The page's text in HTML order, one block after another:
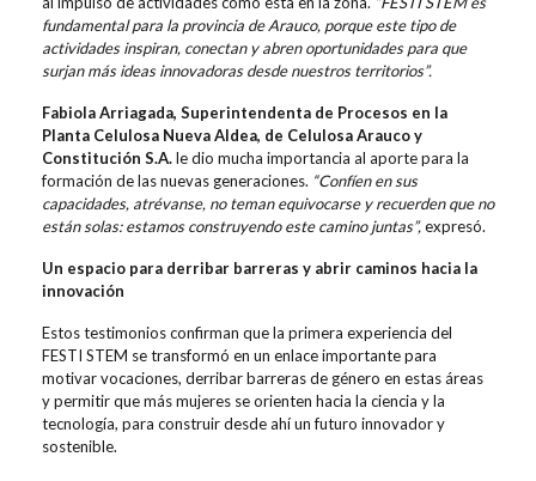
fundamental para la provincia de Arauco, porque este tipo de
actividades inspiran, conectan y abren oportunidades para que
surjan más ideas innovadoras desde nuestros territorios”.
Fabiola Arriagada, Superintendenta de Procesos en la
Planta Celulosa Nueva Aldea, de Celulosa Arauco y
Constitución S.A.le dio mucha importancia al aporte para la
formación de las nuevas generaciones. “Confíen en sus
capacidades, atrévanse, no teman equivocarse y recuerden que no
están solas: estamos construyendo este camino juntas”,expresó.
Un espacio para derribar barreras y abrir caminos hacia la
innovación
Estos testimonios confirman que la primera experiencia del
FESTI STEM se transformó en un enlace importante para
motivar vocaciones, derribar barreras de género en estas áreas
ypermitir que más mujeres se orienten hacia la ciencia y la
tecnología, para construir desde ahí un futuro innovador y
sostenible.